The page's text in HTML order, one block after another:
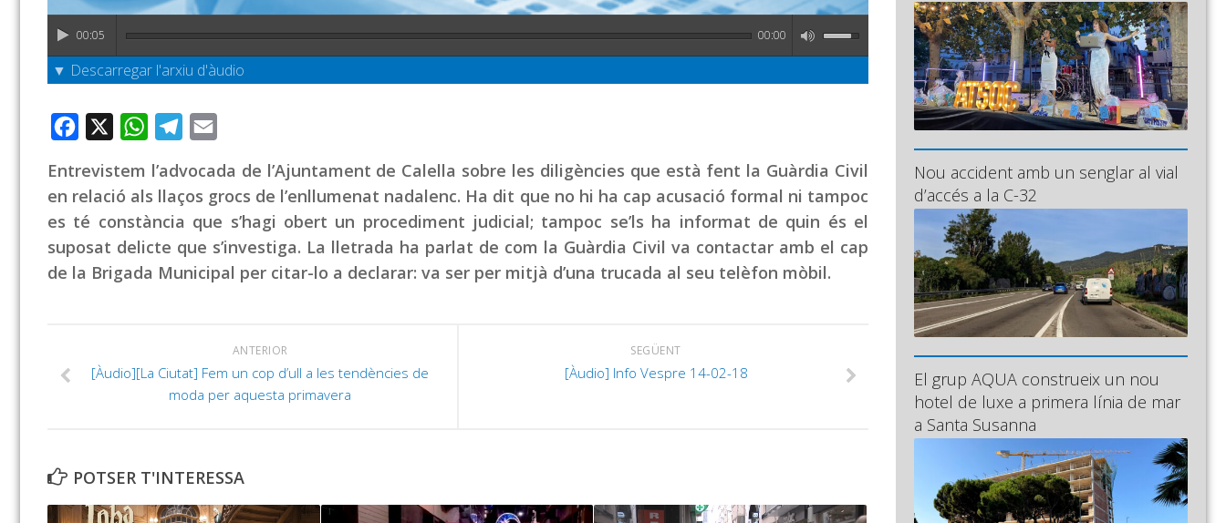
00:05 00:00
▼ Descarregar l'arxiu d'àudio
Facebook WhatsAppTelegram
Entrevistem l’advocada de l’Ajuntament de Calella sobre les diligències que està fent la Guàrdia Civil
en relació als llaços grocs de l’enllumenat nadalenc. Ha dit que no hi ha cap acusació formal ni tampoc
es té constància que s’hagi obert un procediment judicial; tampoc se’ls ha informat de quin és el
suposat delicte que s’investiga. La lletrada ha parlat de com la Guàrdia Civil va contactar amb el cap
de la Brigada Municipal per citar-lo a declarar: va ser per mitjà d’una trucada al seu telèfon mòbil.
SEGÜENT
[Àudio] Info Vespre 14-02-18
ANTERIOR
[Àudio][La Ciutat] Fem un cop d’ull a les tendències de
moda per aquesta primavera
POTSER T'INTERESSA
Nou accident amb un senglar al vial
d’accés a la C-32
El grup AQUA construeix un nou
hotel de luxe a primera línia de mar
a Santa Susanna